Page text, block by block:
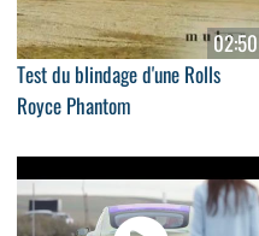
02:50
Test du blindage d'une Rolls
Royce Phantom